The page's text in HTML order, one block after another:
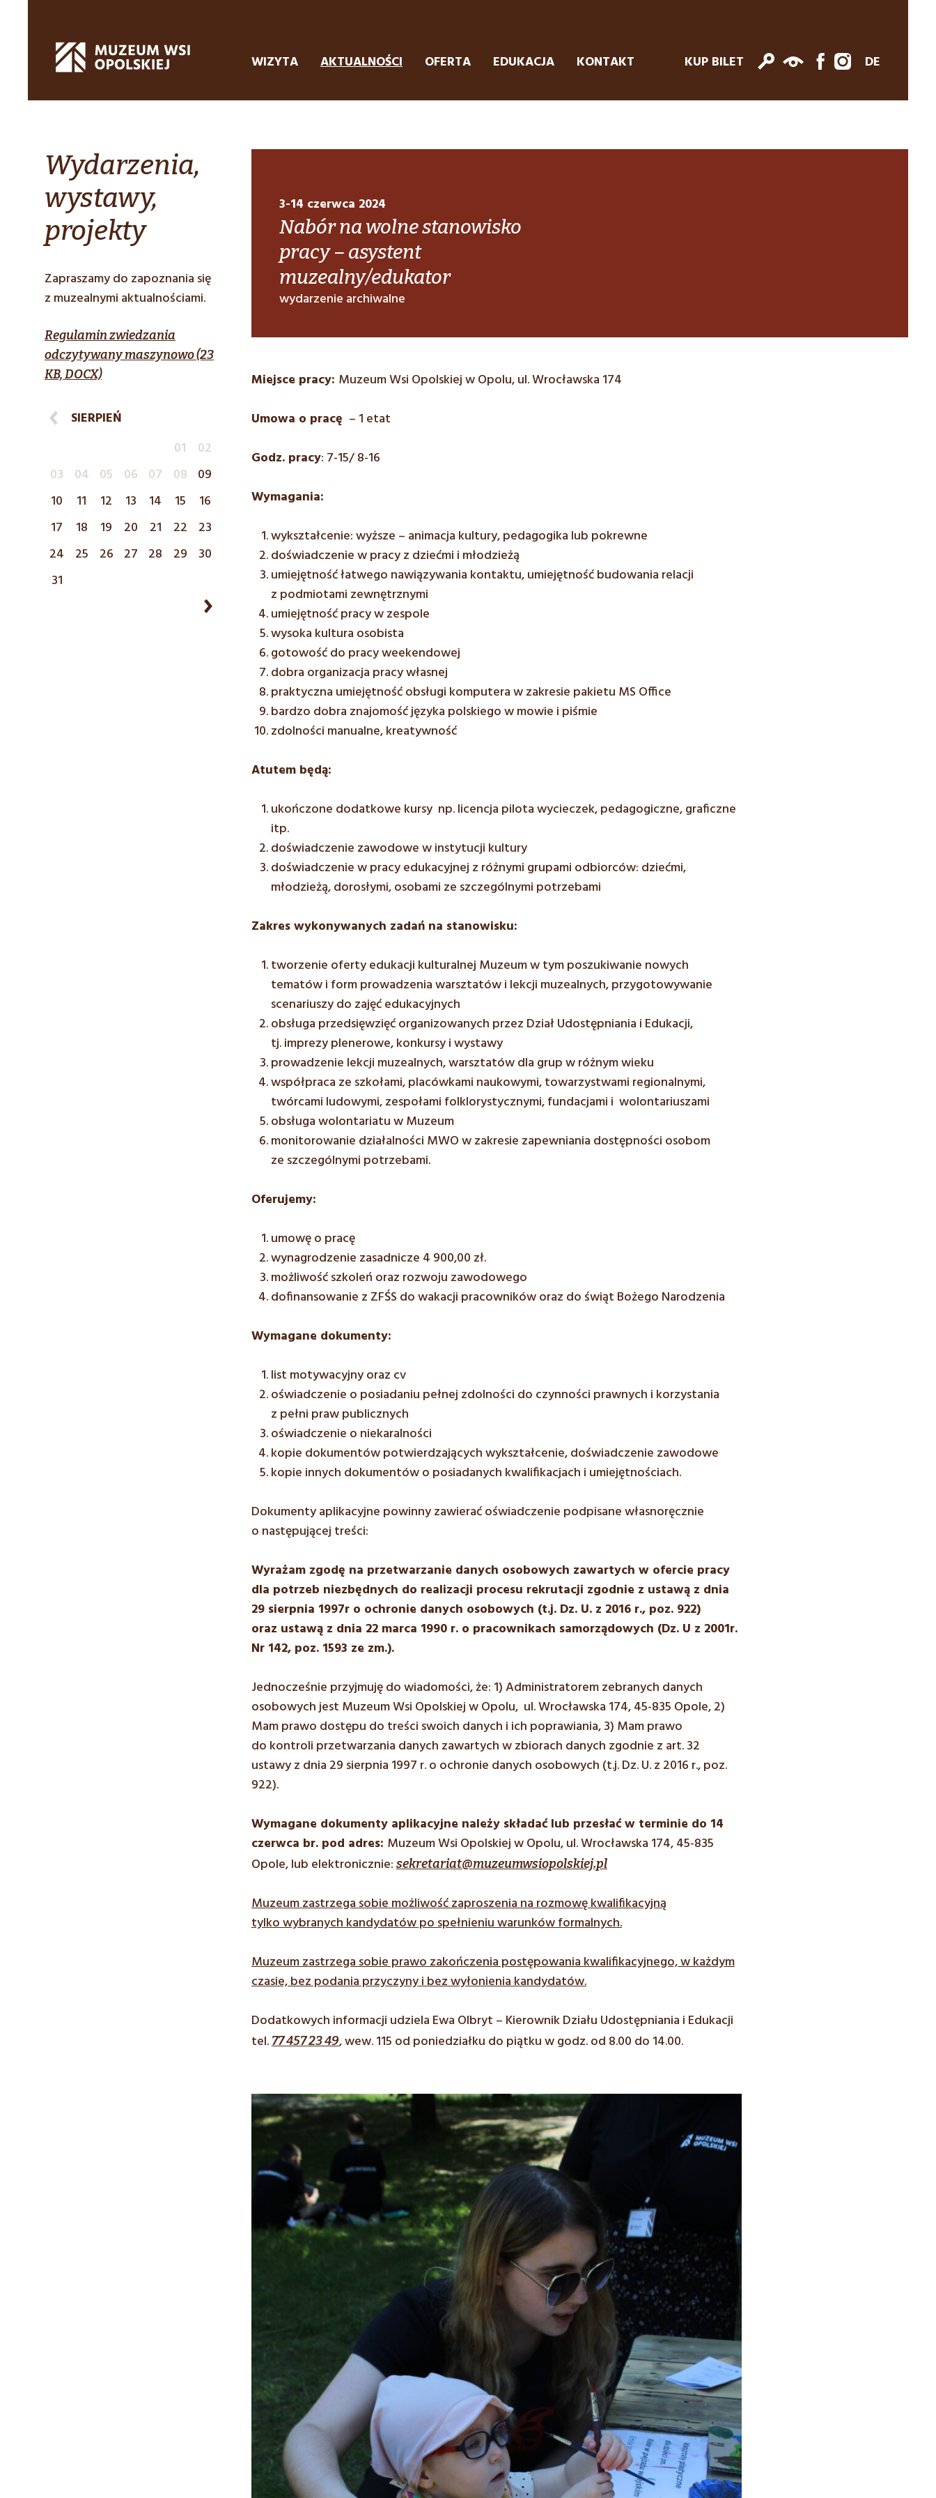
WIZYTA AKTUALNOŚCI OFERTA EDUKACJA KONTAKT KUP BILET DE
Wydarzenia,
wystawy,
projekty
Zapraszamy do zapoznania się
z muzealnymi aktualnościami.
Regulamin zwiedzania
odczytywany maszynowo (23
KB, DOCX)
SIERPIEŃ
01
02
03
04 05 06 07 08 09
10
11 12 13 14 15
16
17
18 19 20 21 22
23
24
25 26 27 28 29
30
31
3-14 czerwca 2024
Nabór na wolne stanowisko
pracy – asystent
muzealny/edukator
wydarzenie archiwalne
Miejsce pracy: Muzeum Wsi Opolskiej w Opolu, ul. Wrocławska 174
Umowa o pracę – 1 etat
Godz. pracy: 7-15/ 8-16
Wymagania:
wykształcenie: wyższe – animacja kultury, pedagogika lub pokrewne
doświadczenie w pracy z dziećmi i młodzieżą
umiejętność łatwego nawiązywania kontaktu, umiejętność budowania relacji
z podmiotami zewnętrznymi
umiejętność pracy w zespole
wysoka kultura osobista
gotowość do pracy weekendowej
dobra organizacja pracy własnej
praktyczna umiejętność obsługi komputera w zakresie pakietu MS Office
bardzo dobra znajomość języka polskiego w mowie i piśmie
zdolności manualne, kreatywność
Atutem będą:
ukończone dodatkowe kursy np. licencja pilota wycieczek, pedagogiczne, graficzne
itp.
doświadczenie zawodowe w instytucji kultury
doświadczenie w pracy edukacyjnej z różnymi grupami odbiorców: dziećmi,
młodzieżą, dorosłymi, osobami ze szczególnymi potrzebami
Zakres wykonywanych zadań na stanowisku:
tworzenie oferty edukacji kulturalnej Muzeum w tym poszukiwanie nowych
tematów i form prowadzenia warsztatów i lekcji muzealnych, przygotowywanie
scenariuszy do zajęć edukacyjnych
obsługa przedsięwzięć organizowanych przez Dział Udostępniania i Edukacji,
tj. imprezy plenerowe, konkursy i wystawy
prowadzenie lekcji muzealnych, warsztatów dla grup w różnym wieku
współpraca ze szkołami, placówkami naukowymi, towarzystwami regionalnymi,
twórcami ludowymi, zespołami folklorystycznymi, fundacjami i wolontariuszami
obsługa wolontariatu w Muzeum
monitorowanie działalności MWO w zakresie zapewniania dostępności osobom
ze szczególnymi potrzebami.
Oferujemy:
umowę o pracę
wynagrodzenie zasadnicze 4 900,00 zł.
możliwość szkoleń oraz rozwoju zawodowego
dofinansowanie z ZFŚS do wakacji pracowników oraz do świąt Bożego Narodzenia
Wymagane dokumenty:
list motywacyjny oraz cv
oświadczenie o posiadaniu pełnej zdolności do czynności prawnych i korzystania
z pełni praw publicznych
oświadczenie o niekaralności
kopie dokumentów potwierdzających wykształcenie, doświadczenie zawodowe
kopie innych dokumentów o posiadanych kwalifikacjach i umiejętnościach.
Dokumenty aplikacyjne powinny zawierać oświadczenie podpisane własnoręcznie
o następującej treści:
Wyrażam zgodę na przetwarzanie danych osobowych zawartych w ofercie pracy
dla potrzeb niezbędnych do realizacji procesu rekrutacji zgodnie z ustawą z dnia
29 sierpnia 1997r o ochronie danych osobowych (t.j. Dz. U. z 2016 r., poz. 922)
oraz ustawą z dnia 22 marca 1990 r. o pracownikach samorządowych (Dz. U z 2001r.
Nr 142, poz. 1593 ze zm.).
Jednocześnie przyjmuję do wiadomości, że: 1) Administratorem zebranych danych
osobowych jest Muzeum Wsi Opolskiej w Opolu, ul. Wrocławska 174, 45-835 Opole, 2)
Mam prawo dostępu do treści swoich danych i ich poprawiania, 3) Mam prawo
do kontroli przetwarzania danych zawartych w zbiorach danych zgodnie z art. 32
ustawy z dnia 29 sierpnia 1997 r. o ochronie danych osobowych (t.j. Dz. U. z 2016 r., poz.
922).
Wymagane dokumenty aplikacyjne należy składać lub przesłać w terminie do 14
czerwca br. pod adres: Muzeum Wsi Opolskiej w Opolu, ul. Wrocławska 174, 45-835
Opole, lub elektronicznie: sekretariat@muzeumwsiopolskiej.pl
Muzeum zastrzega sobie możliwość zaproszenia na rozmowę kwalifikacyjną
tylko wybranych kandydatów po spełnieniu warunków formalnych.
Muzeum zastrzega sobie prawo zakończenia postępowania kwalifikacyjnego, w każdym
czasie, bez podania przyczyny i bez wyłonienia kandydatów.
Dodatkowych informacji udziela Ewa Olbryt – Kierownik Działu Udostępniania i Edukacji
tel. 77 457 23 49, wew. 115 od poniedziałku do piątku w godz. od 8.00 do 14.00.